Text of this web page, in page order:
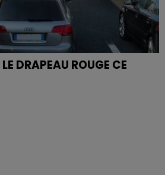
DRAPEAU ROUGE CE